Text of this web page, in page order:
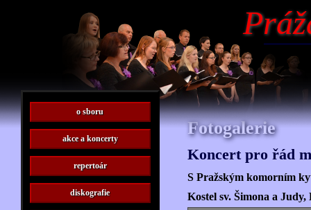
Fotogalerie
Koncert pro řád
S Pražským komorním
Kostel sv. Šimona a
o sboru
akce a koncerty
repertoár
diskografie